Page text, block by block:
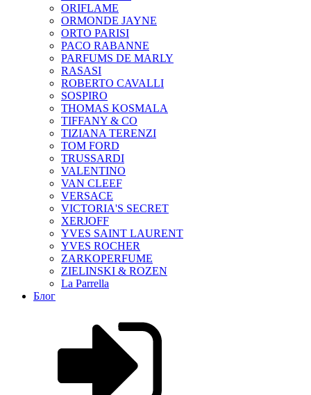
ORIFLAME
ORMONDE JAYNE
ORTO PARISI
PACO RABANNE
PARFUMS DE MARLY
RASASI
ROBERTO CAVALLI
SOSPIRO
THOMAS KOSMALA
TIFFANY & CO
TIZIANA TERENZI
TOM FORD
TRUSSARDI
VALENTINO
VAN CLEEF
VERSACE
VICTORIA'S SECRET
XERJOFF
YVES SAINT LAURENT
YVES ROCHER
ZARKOPERFUME
ZIELINSKI & ROZEN
La Parrella
Блог